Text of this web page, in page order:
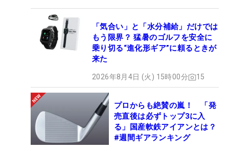
「気合い」と「水分補給」だけでは
もう限界？ 猛暑のゴルフを安全に
乗り切る“進化形ギア”に頼るときが
来た
2026年8月4日 (火) 15時00分 15
プロからも絶賛の嵐！ 「発
売直後は必ずトップ3に入
る」国産軟鉄アイアンとは？
#週間ギアランキング